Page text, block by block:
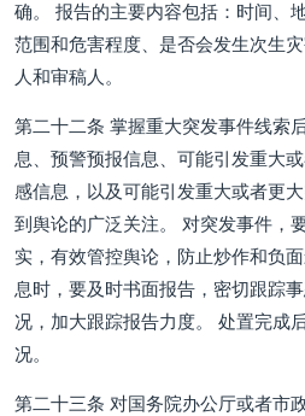
确。 报告的主要内容包括：时间、
范围和危害程度、是否会发生次生
人和审稿人。
第二十二条 掌握重大突发事件线索
息、预警预报信息、可能引发重大
感信息，以及可能引发重大或者更
到舆论的广泛关注。 对突发事件，
实，有效管控舆论，防止炒作和负
息时，要及时书面报告，密切跟踪
况，加大跟踪报告力度。 处置完成
况。
第二十三条 对国务院办公厅或者市